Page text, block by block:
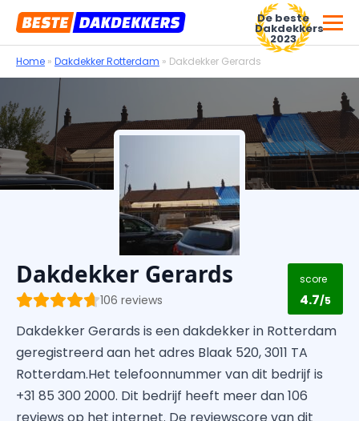
Voor dakdekkersbedrijven
De beste
Dakdekkers
2023
Home » Dakdekker Rotterdam » Dakdekker Gerards
Dakdekker Gerards
106 reviews
score
4.7/5
Dakdekker Gerards is een dakdekker in Rotterdam
geregistreerd aan het adres Blaak 520, 3011 TA
Rotterdam.Het telefoonnummer van dit bedrijf is
+31 85 300 2000. Dit bedrijf heeft meer dan 106